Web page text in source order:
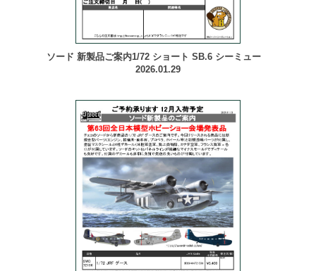
ソード 新製品ご案内1/72 ショート SB.6 シーミュー
2026.01.29